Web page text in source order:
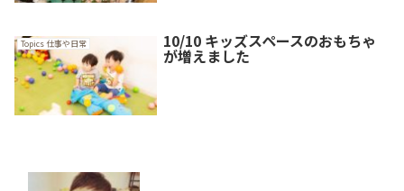
Topics 仕事や日常 10/10 キッズスペースのおもちゃ
が増えました